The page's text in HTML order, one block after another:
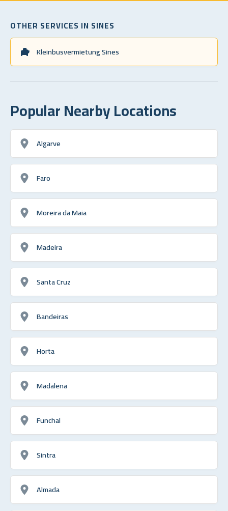
OTHER SERVICES IN SINES
Kleinbusvermietung Sines
Popular Nearby Locations
Algarve
Faro
Moreira da Maia
Madeira
Santa Cruz
Bandeiras
Horta
Madalena
Funchal
Sintra
Almada